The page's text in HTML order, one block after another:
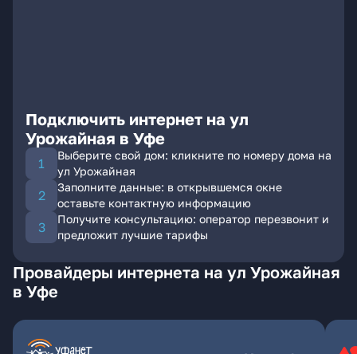
Подключить интернет на ул
Урожайная в Уфе
Выберите свой дом: кликните по номеру дома на
ул Урожайная
Заполните данные: в открывшемся окне
оставьте контактную информацию
Получите консультацию: оператор перезвонит и
предложит лучшие тарифы
Провайдеры интернета на ул Урожайная
в Уфе